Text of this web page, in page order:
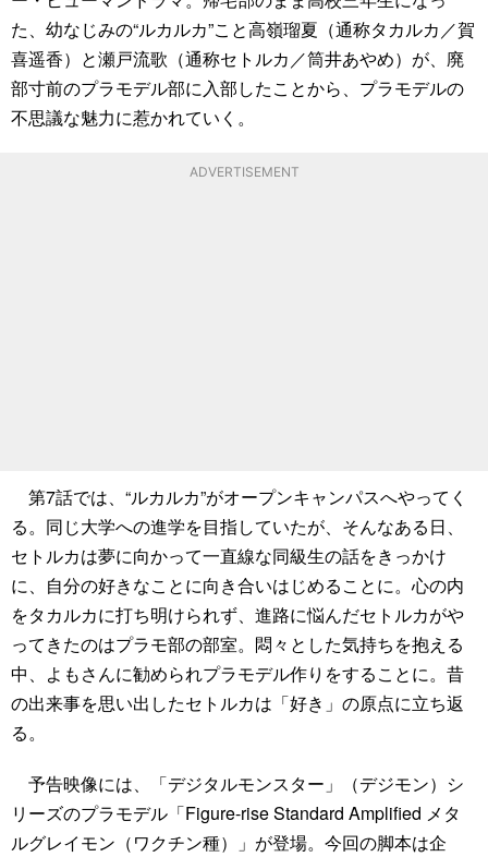
た、幼なじみの“ルカルカ”こと高嶺瑠夏（通称タカルカ／賀
喜遥香）と瀬戸流歌（通称セトルカ／筒井あやめ）が、廃
部寸前のプラモデル部に入部したことから、プラモデルの
不思議な魅力に惹かれていく。
ADVERTISEMENT
第7話では、“ルカルカ”がオープンキャンパスへやってく
る。同じ大学への進学を目指していたが、そんなある日、
セトルカは夢に向かって一直線な同級生の話をきっかけ
に、自分の好きなことに向き合いはじめることに。心の内
をタカルカに打ち明けられず、進路に悩んだセトルカがや
ってきたのはプラモ部の部室。悶々とした気持ちを抱える
中、よもさんに勧められプラモデル作りをすることに。昔
の出来事を思い出したセトルカは「好き」の原点に立ち返
る。
予告映像には、「デジタルモンスター」（デジモン）シ
リーズのプラモデル「Figure-rise Standard Amplified メタ
ルグレイモン（ワクチン種）」が登場。今回の脚本は企